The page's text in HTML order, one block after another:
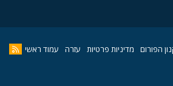
הפורום מדיניות פרטיות עזרה עמוד ראשי